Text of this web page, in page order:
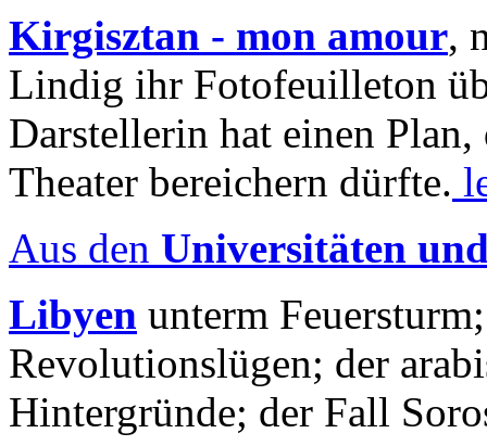
Kirgisztan - mon amour,
Lindig ihr Fotofeuilleton
Darstellerin hat einen Plan,
Theater bereichern dürfte.
Aus den Universitäten
Libyen unterm
Revolutionslügen; der
Hintergründe; der Fall